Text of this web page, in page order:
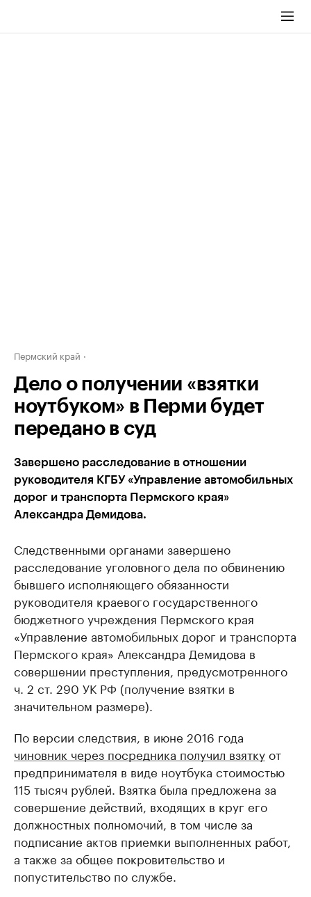
Пермский край
Дело о получении «взятки
ноутбуком» в Перми будет
передано в суд
Завершено расследование в отношении
руководителя КГБУ «Управление автомобильных
дорог и транспорта Пермского края»
Александра Демидова.
Следственными органами завершено
расследование уголовного дела по обвинению
бывшего исполняющего обязанности
руководителя краевого государственного
бюджетного учреждения Пермского края
«Управление автомобильных дорог и транспорта
Пермского края» Александра Демидова в
совершении преступления, предусмотренного
ч. 2 ст. 290 УК РФ (получение взятки в
значительном размере).
По версии следствия, в июне 2016 года
чиновник через посредника получил взяткуот
предпринимателя в виде ноутбука стоимостью
115 тысяч рублей. Взятка была предложена за
совершение действий, входящих в круг его
должностных полномочий, в том числе за
подписание актов приемки выполненных работ,
а также за общее покровительство и
попустительство по службе.